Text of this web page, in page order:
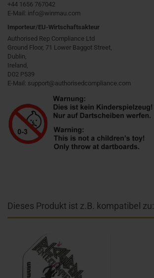
+44 1656 767042
E-Mail: info@winmau.com
Importeur/EU-Wirtschaftsakteur
Authorised Rep Compliance Ltd
Ground Floor, 71 Lower Baggot Street,
Dublin,
Ireland,
D02 P539
E-Mail: support@authorisedcompliance.com
Dieses Produkt ist z.B. kompatibel zu: